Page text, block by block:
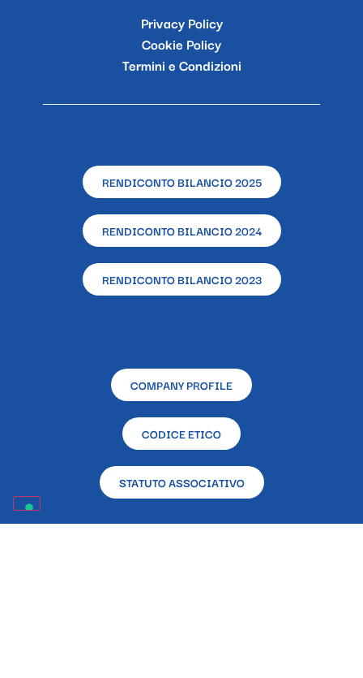
Privacy Policy
Cookie Policy
Termini e Condizioni
RENDICONTO BILANCIO 2025
RENDICONTO BILANCIO 2024
RENDICONTO BILANCIO 2023
COMPANY PROFILE
CODICE ETICO
STATUTO ASSOCIATIVO